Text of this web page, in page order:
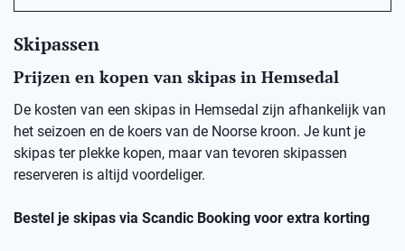
Skipassen
Prijzen en kopen van skipas in Hemsedal
De kosten van een skipas in Hemsedal zijn afhankelijk van
het seizoen en de koers van de Noorse kroon. Je kunt je
skipas ter plekke kopen, maar van tevoren skipassen
reserveren is altijd voordeliger.
Bestel je skipas via Scandic Booking voor extra korting